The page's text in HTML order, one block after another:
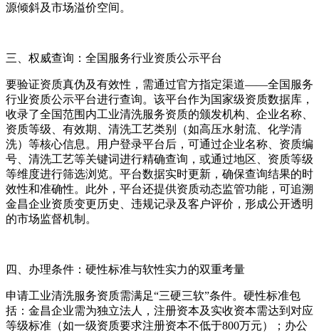
源倾斜及市场溢价空间。
三、权威查询：全国服务行业资质公示平台
要验证资质真伪及有效性，需通过官方指定渠道——全国服务
行业资质公示平台进行查询。该平台作为国家级资质数据库，
收录了全国范围内工业清洗服务资质的颁发机构、企业名称、
资质等级、有效期、清洗工艺类别（如高压水射流、化学清
洗）等核心信息。用户登录平台后，可通过企业名称、资质编
号、清洗工艺等关键词进行精确查询，或通过地区、资质等级
等维度进行筛选浏览。平台数据实时更新，确保查询结果的时
效性和准确性。此外，平台还提供资质动态监管功能，可追溯
金昌企业资质变更历史、违规记录及客户评价，形成公开透明
的市场监督机制。
四、办理条件：硬性标准与软性实力的双重考量
申请工业清洗服务资质需满足“三硬三软”条件。硬性标准包
括：金昌企业需为独立法人，注册资本及实收资本需达到对应
等级标准（如一级资质要求注册资本不低于800万元）；办公